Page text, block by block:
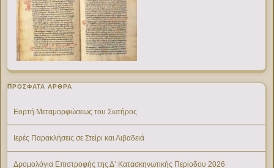
ΠΡΌΣΦΑΤΑ ΆΡΘΡΑ
Εορτή Μεταμορφώσεως του Σωτήρος
Ιερές Παρακλήσεις σε Στείρι και Λιβαδειά
Δρομολόγια Επιστροφής της Δ’ Κατασκηνωτικής Περίοδου 2026